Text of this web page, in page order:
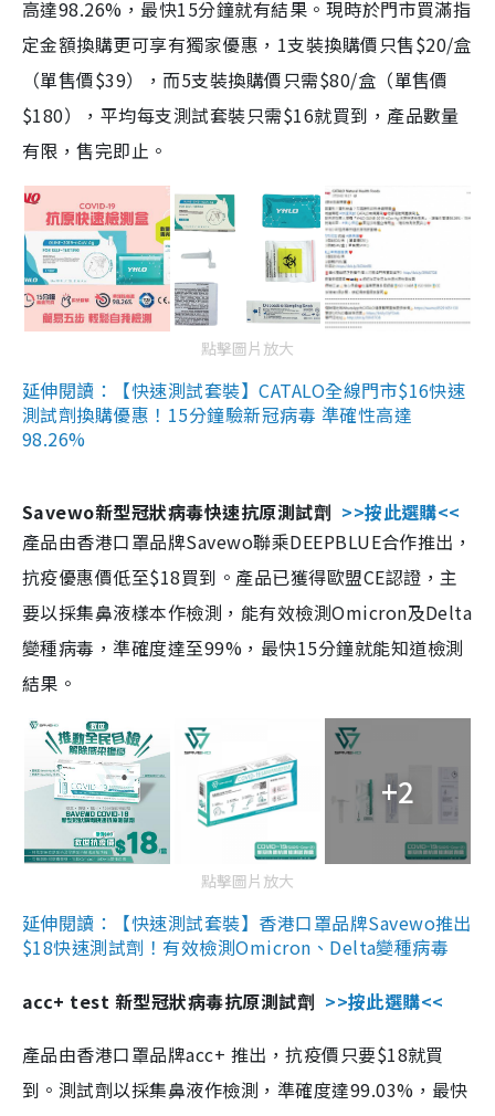
高達98.26%，最快15分鐘就有結果。現時於門市買滿指
定金額換購更可享有獨家優惠，1支裝換購價只售$20/盒
（單售價$39），而5支裝換購價只需$80/盒（單售價
$180），平均每支測試套裝只需$16就買到，產品數量
有限，售完即止。
點擊圖片放大
延伸閱讀：【快速測試套裝】CATALO全線門市$16快速
測試劑換購優惠！15分鐘驗新冠病毒 準確性高達
98.26%
Savewo新型冠狀病毒快速抗原測試劑 >>按此選購<<
產品由香港口罩品牌Savewo聯乘DEEPBLUE合作推出，
抗疫優惠價低至$18買到。產品已獲得歐盟CE認證，主
要以採集鼻液樣本作檢測，能有效檢測Omicron及Delta
變種病毒，準確度達至99%，最快15分鐘就能知道檢測
結果。
+2
點擊圖片放大
延伸閱讀：【快速測試套裝】香港口罩品牌Savewo推出
$18快速測試劑！有效檢測Omicron、Delta變種病毒
acc+ test 新型冠狀病毒抗原測試劑 >>按此選購<<
產品由香港口罩品牌acc+ 推出，抗疫價只要$18就買
到。測試劑以採集鼻液作檢測，準確度達99.03%，最快